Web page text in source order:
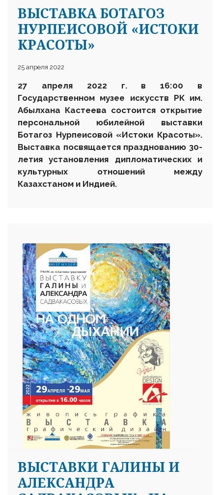
ВЫСТАВКА БОТАГОЗ
НУРПЕИСОВОЙ «ИСТОКИ
КРАСОТЫ»
25 апреля 2022
27 апреля 2022 г. в 16:00 в
Государственном музее искусств РК им.
Абылхана Кастеева состоится открытие
персональной юбилейной выставки
Ботагоз Нурпеисовой «Истоки Красоты».
Выставка посвящается празднованию 30-
летия установления дипломатических и
культурных отношений между
Казахстаном и Индией.
ВЫСТАВКИ ГАЛИНЫ И
АЛЕКСАНДРА